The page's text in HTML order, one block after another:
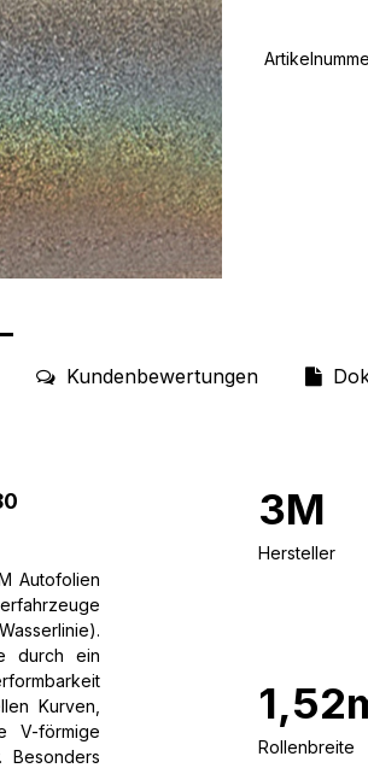
Kundenbewertungen
Autofolien
durch ein
Kurven,
V-förmige
3M
Hersteller
Rollenbreite